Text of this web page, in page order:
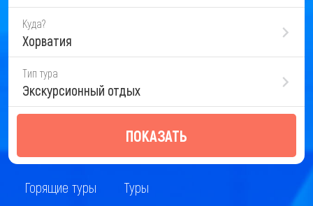
Куда?
Хорватия
Тип тура
Экскурсионный отдых
ПОКАЗАТЬ
Горящие туры Туры